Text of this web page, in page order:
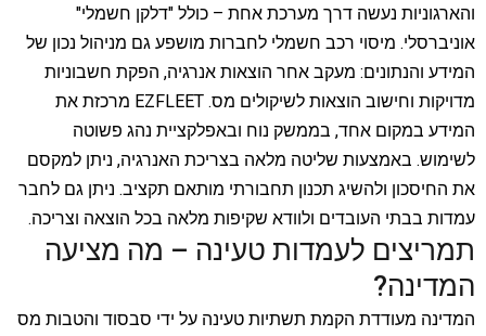
והארגוניות נעשה דרך מערכת אחת – כולל "דלקן חשמלי"
אוניברסלי. מיסוי רכב חשמלי לחברות מושפע גם מניהול נכון של
המידע והנתונים: מעקב אחר הוצאות אנרגיה, הפקת חשבוניות
מדויקות וחישוב הוצאות לשיקולים מס. EZFLEET מרכזת את
המידע במקום אחד, בממשק נוח ובאפלקציית נהג פשוטה
לשימוש. באמצעות שליטה מלאה בצריכת האנרגיה, ניתן למקסם
את החיסכון ולהשיג תכנון תחבורתי מותאם תקציב. ניתן גם לחבר
עמדות בבתי העובדים ולוודא שקיפות מלאה בכל הוצאה וצריכה.
תמריצים לעמדות טעינה – מה מציעה
המדינה?
המדינה מעודדת הקמת תשתיות טעינה על ידי סבסוד והטבות מס